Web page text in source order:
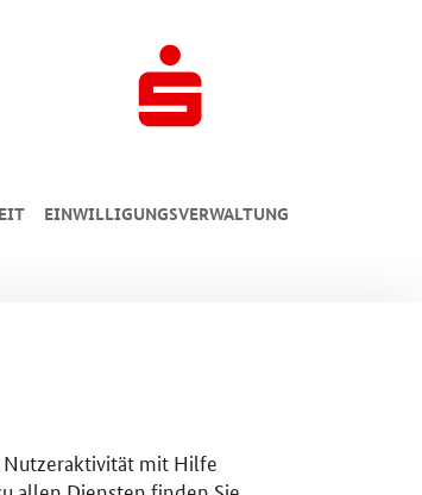
EINWILLIGUNGSVERWALTUNG
Nutzeraktivität mit Hilfe